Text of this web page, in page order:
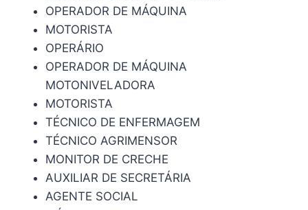
OPERADOR DE MÁQUINA
MOTORISTA
OPERÁRIO
OPERADOR DE MÁQUINA
MOTONIVELADORA
MOTORISTA
TÉCNICO DE ENFERMAGEM
TÉCNICO AGRIMENSOR
MONITOR DE CRECHE
AUXILIAR DE SECRETÁRIA
AGENTE SOCIAL